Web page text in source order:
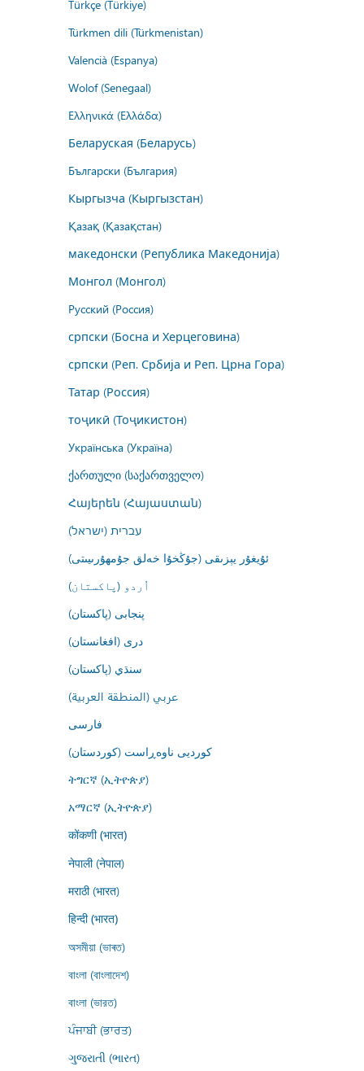
Türkçe (Türkiye)
Türkmen dili (Türkmenistan)
Valencià (Espanya)
Wolof (Senegaal)
Ελληνικά (Ελλάδα)
Беларуская (Беларусь)
Български (България)
Кыргызча (Кыргызстан)
Қазақ (Қазақстан)
македонски (Република Македонија)
Монгол (Монгол)
Русский (Россия)
српски (Босна и Херцеговина)
српски (Реп. Србија и Реп. Црна Гора)
Татар (Россия)
тоҷикӣ (Тоҷикистон)
Українська (Україна)
ქართული (საქართველო)
Հայերեն (Հայաստան)
עברית (ישראל)
ئۇيغۇر يېزىقى (جۇڭخۇا خەلق جۇمھۇرىيىتى)
اُردو (پاکستان)
پنجابی (پاکستان)
درى (افغانستان)
سنڌي (پاکستان)
عربي (المنطقة العربية)
فارسى
کوردیی ناوەڕاست (کوردستان)
ትግርኛ (ኢትዮጵያ)
አማርኛ (ኢትዮጵያ)
कोंकणी (भारत)
नेपाली (नेपाल)
मराठी (भारत)
हिन्दी (भारत)
অসমীয়া (ভাৰত)
বাংলা (বাংলাদেশ)
বাংলা (ভারত)
ਪੰਜਾਬੀ (ਭਾਰਤ)
ગુજરાતી (ભારત)